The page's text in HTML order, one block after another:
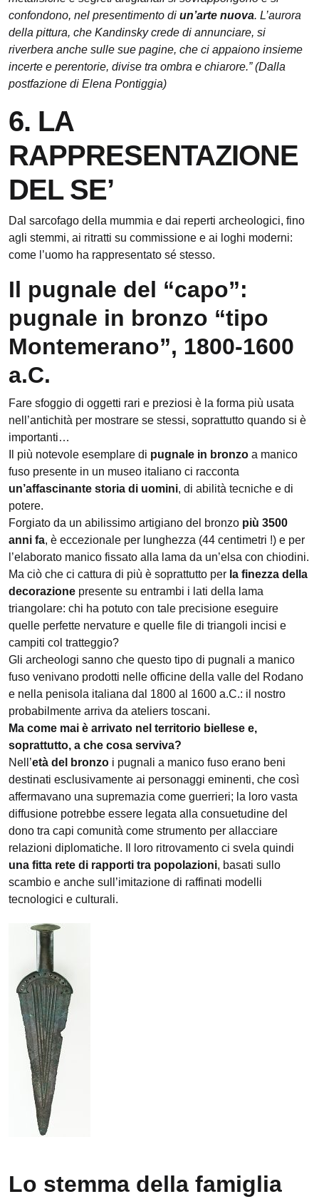
confondono, nel presentimento di un’arte nuova. L’aurora
della pittura, che Kandinsky crede di annunciare, si
riverbera anche sulle sue pagine, che ci appaiono insieme
incerte e perentorie, divise tra ombra e chiarore.” (Dalla
postfazione di Elena Pontiggia)
6. LA
RAPPRESENTAZIONE
DEL SE’
Dal sarcofago della mummia e dai reperti archeologici, fino
agli stemmi, ai ritratti su commissione e ai loghi moderni:
come l’uomo ha rappresentato sé stesso.
Il pugnale del “capo”:
pugnale in bronzo “tipo
Montemerano”, 1800-1600
a.C.
Fare sfoggio di oggetti rari e preziosi è la forma più usata
nell’antichità per mostrare se stessi, soprattutto quando si è
importanti…
Il più notevole esemplare di pugnale in bronzo a manico
fuso presente in un museo italiano ci racconta
un’affascinante storia di uomini, di abilità tecniche e di
potere.
Forgiato da un abilissimo artigiano del bronzo più 3500
anni fa, è eccezionale per lunghezza (44 centimetri !) e per
l’elaborato manico fissato alla lama da un’elsa con chiodini.
Ma ciò che ci cattura di più è soprattutto per la finezza della
decorazione presente su entrambi i lati della lama
triangolare: chi ha potuto con tale precisione eseguire
quelle perfette nervature e quelle file di triangoli incisi e
campiti col tratteggio?
Gli archeologi sanno che questo tipo di pugnali a manico
fuso venivano prodotti nelle officine della valle del Rodano
e nella penisola italiana dal 1800 al 1600 a.C.: il nostro
probabilmente arriva da ateliers toscani.
Ma come mai è arrivato nel territorio biellese e,
soprattutto, a che cosa serviva?
Nell’età del bronzo i pugnali a manico fuso erano beni
destinati esclusivamente ai personaggi eminenti, che così
affermavano una supremazia come guerrieri; la loro vasta
diffusione potrebbe essere legata alla consuetudine del
dono tra capi comunità come strumento per allacciare
relazioni diplomatiche. Il loro ritrovamento ci svela quindi
una fitta rete di rapporti tra popolazioni, basati sullo
scambio e anche sull’imitazione di raffinati modelli
tecnologici e culturali.
Lo stemma della famiglia